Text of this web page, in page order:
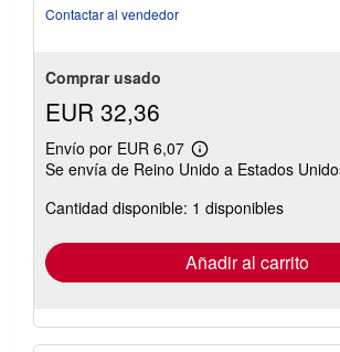
Contactar al vendedor
Comprar usado
EUR 32,36
Envío por EUR 6,07
Más
información
las
tarifas
envío
Se envía de Reino Unido a Estados
Cantidad disponible: 1 disponibles
Añadir al carrito